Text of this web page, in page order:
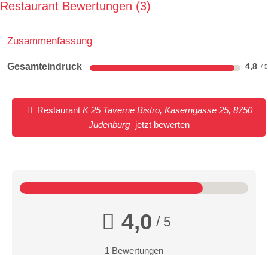
Restaurant Bewertungen 3
Zusammenfassung
Gesamteindruck 4,8
RestaurantK 25 Taverne Bistro, Kaserngasse 25, 8750
Judenburg
jetzt bewerten
4,0 / 5
1 Bewertungen